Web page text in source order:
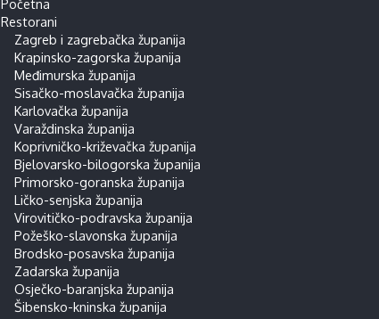
Početna
Restorani
Zagreb i zagrebačka županija
Krapinsko-zagorska županija
Međimurska županija
Sisačko-moslavačka županija
Karlovačka županija
Varaždinska županija
Koprivničko-križevačka županija
Bjelovarsko-bilogorska županija
Primorsko-goranska županija
Ličko-senjska županija
Virovitičko-podravska županija
Požeško-slavonska županija
Brodsko-posavska županija
Zadarska županija
Osječko-baranjska županija
Šibensko-kninska županija